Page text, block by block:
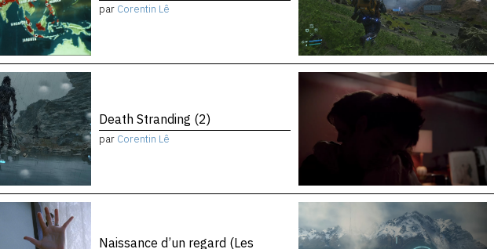
par Corentin Lê
Death Stranding (2)
par Corentin Lê
Naissance d’un regard (Les